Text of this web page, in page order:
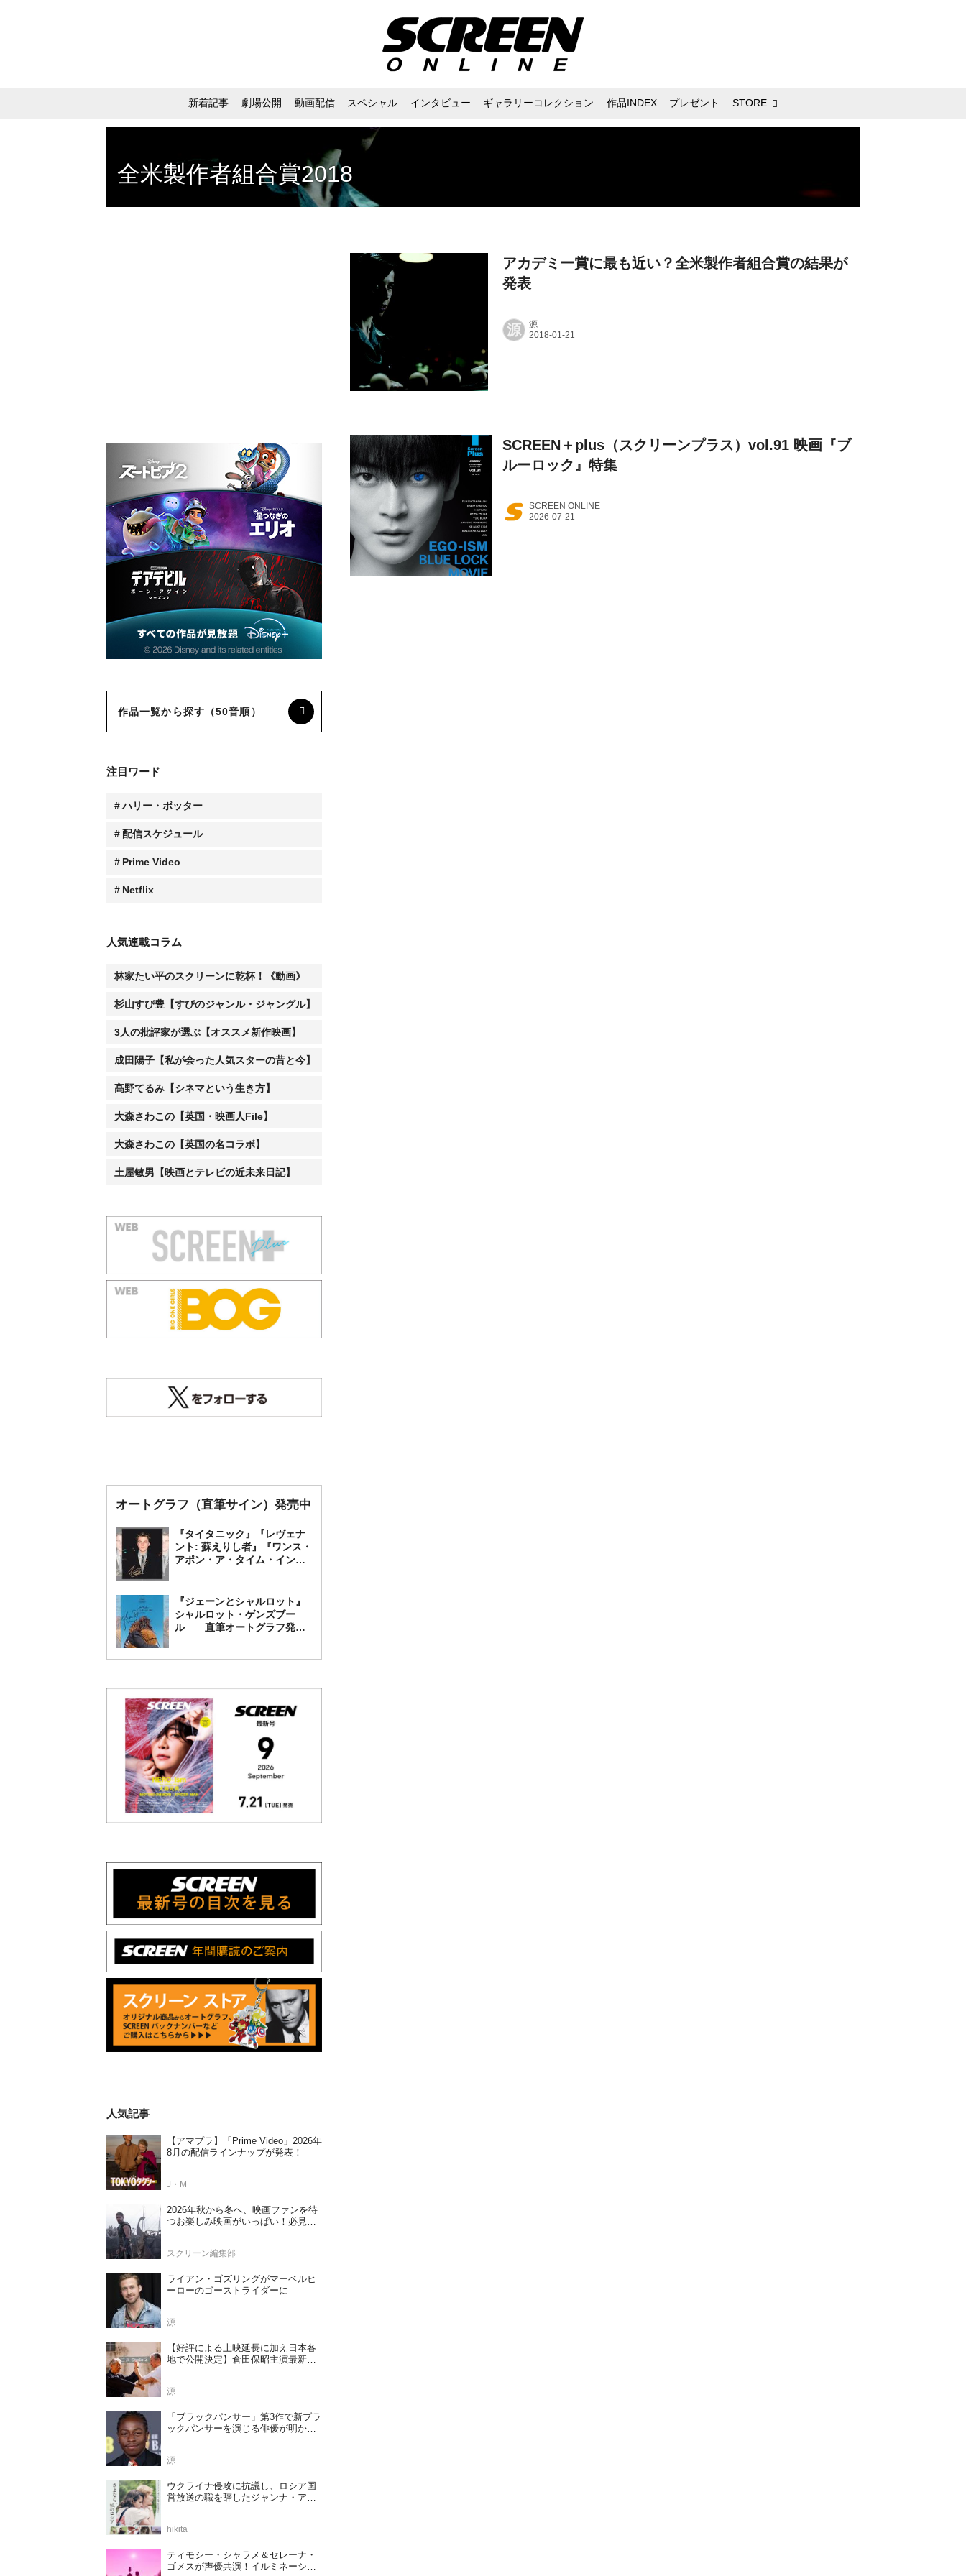
新着記事 劇場公開 動画配信 スペシャル インタビュー ギャラリーコレクション 作品INDEX プレゼント STORE
全米製作者組合賞2018
アカデミー賞に最も近い？全米製作者組合賞の結果が
発表
源 源
SCREEN＋plus（スクリーンプラス）vol.91 映画『ブ
ルーロック』特集
SCREEN ONLINE
作品一覧から探す（50音順）
注目ワード
ハリー・ポッター
配信スケジュール
Prime Video
Netflix
人気連載コラム
林家たい平のスクリーンに乾杯！《動画》
杉山すぴ豊【すぴのジャンル・ジャングル】
3人の批評家が選ぶ【オススメ新作映画】
成田陽子【私が会った人気スターの昔と今】
髙野てるみ【シネマという生き方】
大森さわこの【英国・映画人File】
大森さわこの【英国の名コラボ】
土屋敏男【映画とテレビの近未来日記】
オートグラフ（直筆サイン）発売中
『タイタニック』『レヴェナ
ント: 蘇えりし者』『ワンス・
アポン・ア・タイム・イン・
フ発売中
『ジェーンとシャルロット』
シャルロット・ゲンズブー
ル 直筆オートグラフ発売
人気記事
【アマプラ】「Prime Video」2026年
8月の配信ラインナップが発表！
J・M
2026年秋から冬へ、映画ファンを待
つお楽しみ映画がいっぱい！必見の
スクリーン編集部
ライアン・ゴズリングがマーベルヒ
ーローのゴーストライダーに
源
【好評による上映延長に加え日本各
地で公開決定】倉田保昭主演最新作
源
「ブラックパンサー」第3作で新ブラ
ックパンサーを演じる俳優が明かさ
源
ウクライナ侵攻に抗議し、ロシア国
営放送の職を辞したジャンナ・アガ
決定
hikita
ティモシー・シャラメ＆セレーナ・
ゴメスが声優共演！イルミネーショ